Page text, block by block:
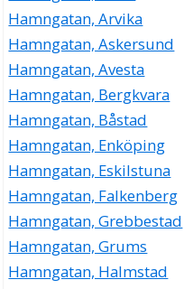
Hamngatan, Arvika
Hamngatan, Askersund
Hamngatan, Avesta
Hamngatan, Bergkvara
Hamngatan, Båstad
Hamngatan, Enköping
Hamngatan, Eskilstuna
Hamngatan, Falkenberg
Hamngatan, Grebbestad
Hamngatan, Grums
Hamngatan, Halmstad